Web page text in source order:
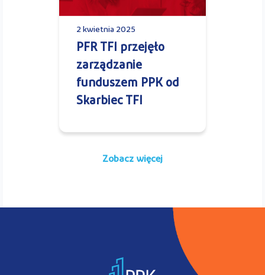
2 kwietnia 2025
PFR TFI przejęło
zarządzanie
funduszem PPK od
Skarbiec TFI
Zobacz więcej